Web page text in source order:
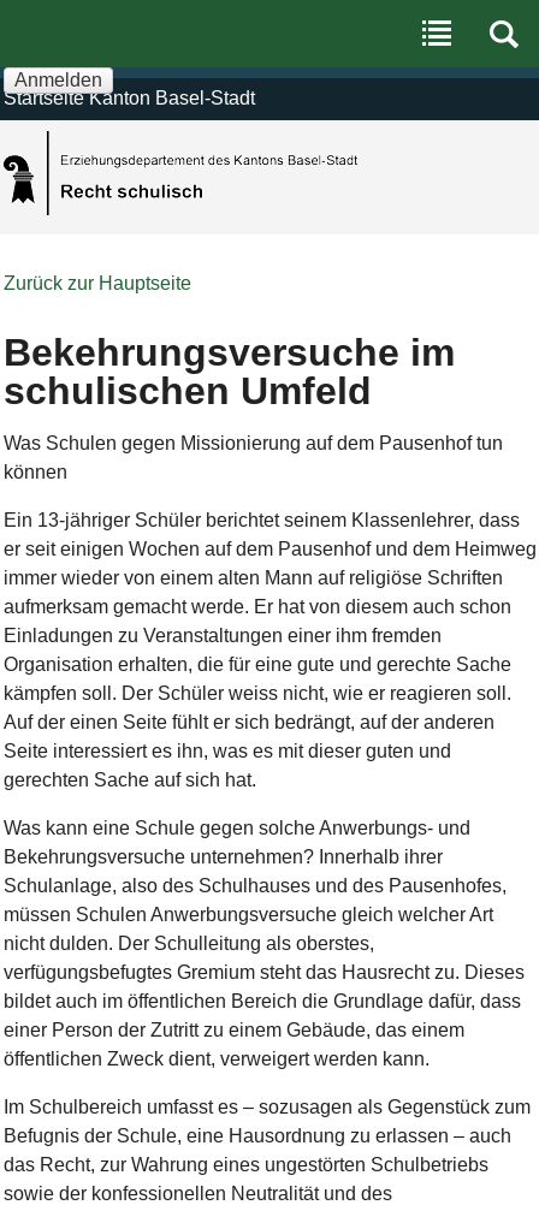
Startseite Kanton Basel-Stadt
Anmelden
|
Direkt
zur
Navigation
Zurück zur Hauptseite
Bekehrungsversuche im
schulischen Umfeld
Was Schulen gegen Missionierung auf dem Pausenhof tun
können
Ein 13-jähriger Schüler berichtet seinem Klassenlehrer, dass
er seit einigen Wochen auf dem Pausenhof und dem Heimweg
immer wieder von einem alten Mann auf religiöse Schriften
aufmerksam gemacht werde. Er hat von diesem auch schon
Einladungen zu Veranstaltungen einer ihm fremden
Organisation erhalten, die für eine gute und gerechte Sache
kämpfen soll. Der Schüler weiss nicht, wie er reagieren soll.
Auf der einen Seite fühlt er sich bedrängt, auf der anderen
Seite interessiert es ihn, was es mit dieser guten und
gerechten Sache auf sich hat.
Was kann eine Schule gegen solche Anwerbungs- und
Bekehrungsversuche unternehmen? Innerhalb ihrer
Schulanlage, also des Schulhauses und des Pausenhofes,
müssen Schulen Anwerbungsversuche gleich welcher Art
nicht dulden. Der Schulleitung als oberstes,
verfügungsbefugtes Gremium steht das Hausrecht zu. Dieses
bildet auch im öffentlichen Bereich die Grundlage dafür, dass
einer Person der Zutritt zu einem Gebäude, das einem
öffentlichen Zweck dient, verweigert werden kann.
Im Schulbereich umfasst es – sozusagen als Gegenstück zum
Befugnis der Schule, eine Hausordnung zu erlassen – auch
das Recht, zur Wahrung eines ungestörten Schulbetriebs
sowie der konfessionellen Neutralität und des